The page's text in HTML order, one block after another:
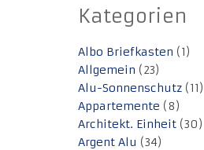
Kategorien
Albo Briefkasten (1)
Allgemein (23)
Alu-Sonnenschutz (11)
Appartemente (8)
Architekt. Einheit (30)
Argent Alu (34)